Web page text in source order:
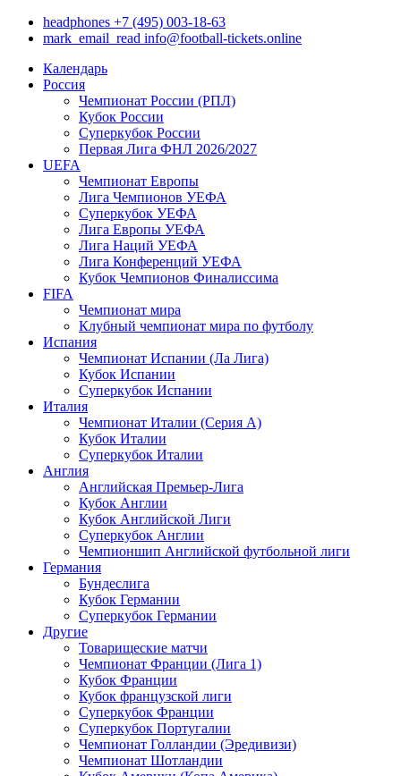
headphones +7 (495) 003-18-63
mark_email_read info@football-tickets.online
Календарь
Россия
Чемпионат России (РПЛ)
Кубок России
Суперкубок России
Первая Лига ФНЛ 2026/2027
UEFA
Чемпионат Европы
Лига Чемпионов УЕФА
Суперкубок УЕФА
Лига Европы УЕФА
Лига Наций УЕФА
Лига Конференций УЕФА
Кубок Чемпионов Финалиссима
FIFA
Чемпионат мира
Клубный чемпионат мира по футболу
Испания
Чемпионат Испании (Ла Лига)
Кубок Испании
Суперкубок Испании
Италия
Чемпионат Италии (Серия А)
Кубок Италии
Суперкубок Италии
Англия
Английская Премьер-Лига
Кубок Англии
Кубок Английской Лиги
Суперкубок Англии
Чемпионшип Английской футбольной лиги
Германия
Бундеслига
Кубок Германии
Суперкубок Германии
Другие
Товарищеские матчи
Чемпионат Франции (Лига 1)
Кубок Франции
Кубок французской лиги
Суперкубок Франции
Суперкубок Португалии
Чемпионат Голландии (Эредивизи)
Чемпионат Шотландии